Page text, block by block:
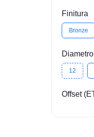
Finitura
Bronze
Diametro
12
Offset